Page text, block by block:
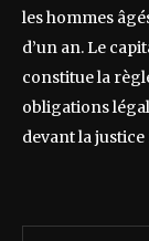
les hommes
d’un an. Le
constitue la
obligations
devant la